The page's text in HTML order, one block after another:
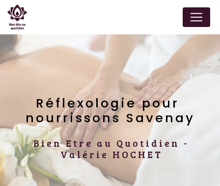
Réflexologie pour
nourrissons Savenay
Bien Etre au Quotidien -
Valérie HOCHET
Panneau de gestion des cookies